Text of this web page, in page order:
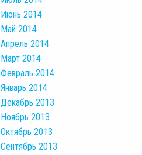
Июнь 2014
Май 2014
Апрель 2014
Март 2014
Февраль 2014
Январь 2014
Декабрь 2013
Ноябрь 2013
Октябрь 2013
Сентябрь 2013